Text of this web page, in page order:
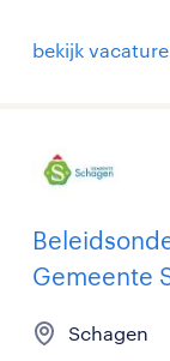
bekijk vacature
Gemeente
Schagen